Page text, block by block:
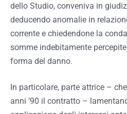
dello Studio, conveniva in
deducendo anomalie in
corrente e chiedendone la
somme indebitamente
forma del danno.
In particolare, parte attrice –
anni ’90 il contratto –